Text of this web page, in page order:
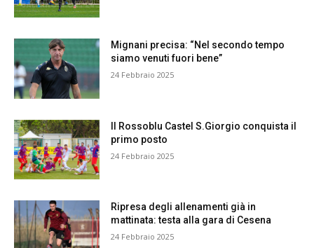
Mignani precisa: “Nel secondo tempo
siamo venuti fuori bene”
24 Febbraio 2025
Il Rossoblu Castel S.Giorgio conquista il
primo posto
24 Febbraio 2025
Ripresa degli allenamenti già in
mattinata: testa alla gara di Cesena
24 Febbraio 2025